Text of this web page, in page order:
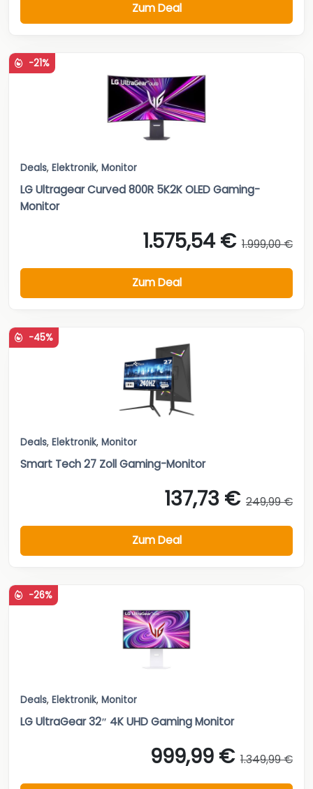
Zum Deal
-21%
Deals, Elektronik, Monitor
LG Ultragear Curved 800R 5K2K OLED Gaming-
Monitor
1.575,54 € 1.999,00 €
Zum Deal
-45%
Deals, Elektronik, Monitor
Smart Tech 27 Zoll Gaming-Monitor
137,73 € 249,99 €
Zum Deal
-26%
Deals, Elektronik, Monitor
LG UltraGear 32″ 4K UHD Gaming Monitor
999,99 € 1.349,99 €